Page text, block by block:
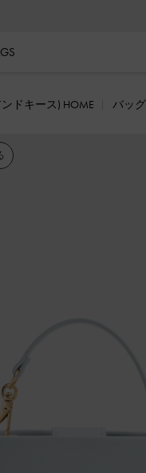
ンドキース) HOME バッグ